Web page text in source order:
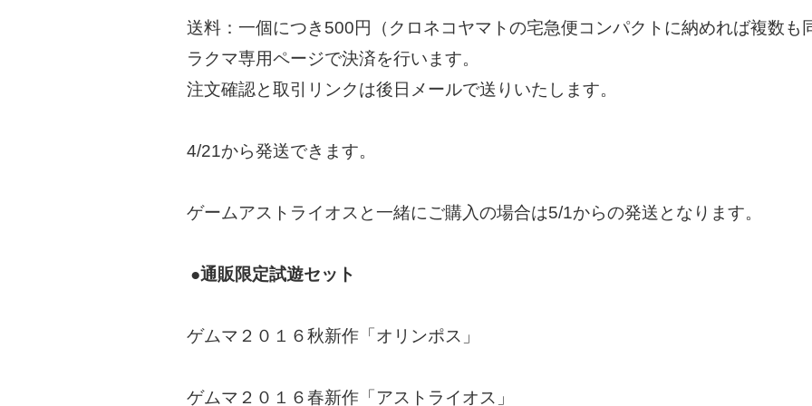
送料：一個につき500円（クロネコヤマトの宅急便コンパクトに納めれば複数も
ラクマ専用ページで決済を行います。
注文確認と取引リンクは後日メールで送りいたします。
4/21から発送できます。
ゲームアストライオスと一緒にご購入の場合は5/1からの発送となります。
●通販限定試遊セット
ゲムマ２０１６秋新作「オリンポス」
ゲムマ２０１６春新作「アストライオス」